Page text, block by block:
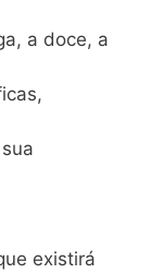
a doce, a
existirá